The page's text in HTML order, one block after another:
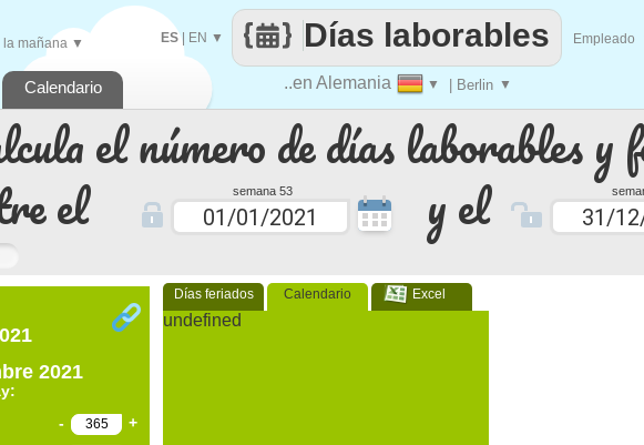
el número de días laborables y
el
semana 53 y el
2021
- +
Días feriados Calendario Excel
undefined
..en Alemania ▼ | Berlin ▼
Días laborables
ES| EN ▼ Empleado
la mañana ▼
Calendario